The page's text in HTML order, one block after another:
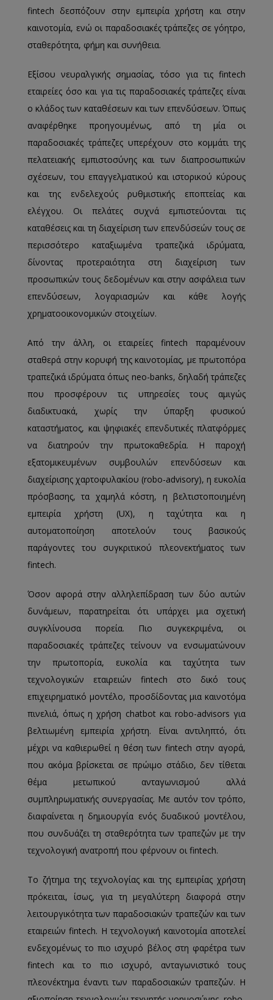
fintech δεσπόζουν στην εμπειρία χρήστη και στην
καινοτομία, ενώ οι παραδοσιακές τράπεζες σε γόητρο,
σταθερότητα, φήμη και συνήθεια.
Εξίσου νευραλγικής σημασίας, τόσο για τις fintech
εταιρείες όσο και για τις παραδοσιακές τράπεζες είναι
ο κλάδος των καταθέσεων και των επενδύσεων. Όπως
αναφέρθηκε προηγουμένως, από τη μία οι
παραδοσιακές τράπεζες υπερέχουν στο κομμάτι της
πελατειακής εμπιστοσύνης και των διαπροσωπικών
σχέσεων, του επαγγελματικού και ιστορικού κύρους
και της ενδελεχούς ρυθμιστικής εποπτείας και
ελέγχου. Οι πελάτες συχνά εμπιστεύονται τις
καταθέσεις και τη διαχείριση των επενδύσεών τους σε
περισσότερο καταξιωμένα τραπεζικά ιδρύματα,
δίνοντας προτεραιότητα στη διαχείριση των
προσωπικών τους δεδομένων και στην ασφάλεια των
επενδύσεων, λογαριασμών και κάθε λογής
χρηματοοικονομικών στοιχείων.
Από την άλλη, οι εταιρείες fintech παραμένουν
σταθερά στην κορυφή της καινοτομίας, με πρωτοπόρα
τραπεζικά ιδρύματα όπως neo-banks, δηλαδή τράπεζες
που προσφέρουν τις υπηρεσίες τους αμιγώς
διαδικτυακά, χωρίς την ύπαρξη φυσικού
καταστήματος, και ψηφιακές επενδυτικές πλατφόρμες
να διατηρούν την πρωτοκαθεδρία. Η παροχή
εξατομικευμένων συμβουλών επενδύσεων και
διαχείρισης χαρτοφυλακίου (robo-advisory), η ευκολία
πρόσβασης, τα χαμηλά κόστη, η βελτιστοποιημένη
εμπειρία χρήστη (UX), η ταχύτητα και η
αυτοματοποίηση αποτελούν τους βασικούς
παράγοντες του συγκριτικού πλεονεκτήματος των
fintech.
Όσον αφορά στην αλληλεπίδραση των δύο αυτών
δυνάμεων, παρατηρείται ότι υπάρχει μια σχετική
συγκλίνουσα πορεία. Πιο συγκεκριμένα, οι
παραδοσιακές τράπεζες τείνουν να ενσωματώνουν
την πρωτοπορία, ευκολία και ταχύτητα των
τεχνολογικών εταιρειών fintech στο δικό τους
επιχειρηματικό μοντέλο, προσδίδοντας μια καινοτόμα
πινελιά, όπως η χρήση chatbot και robo-advisors για
βελτιωμένη εμπειρία χρήστη. Είναι αντιληπτό, ότι
μέχρι να καθιερωθεί η θέση των fintech στην αγορά,
που ακόμα βρίσκεται σε πρώιμο στάδιο, δεν τίθεται
θέμα μετωπικού ανταγωνισμού αλλά
συμπληρωματικής συνεργασίας. Με αυτόν τον τρόπο,
διαφαίνεται η δημιουργία ενός δυαδικού μοντέλου,
που συνδυάζει τη σταθερότητα των τραπεζών με την
τεχνολογική ανατροπή που φέρνουν οι fintech.
Το ζήτημα της τεχνολογίας και της εμπειρίας χρήστη
πρόκειται, ίσως, για τη μεγαλύτερη διαφορά στην
λειτουργικότητα των παραδοσιακών τραπεζών και των
εταιρειών fintech. Η τεχνολογική καινοτομία αποτελεί
ενδεχομένως το πιο ισχυρό βέλος στη φαρέτρα των
fintech και το πιο ισχυρό, ανταγωνιστικό τους
πλεονέκτημα έναντι των παραδοσιακών τραπεζών. Η